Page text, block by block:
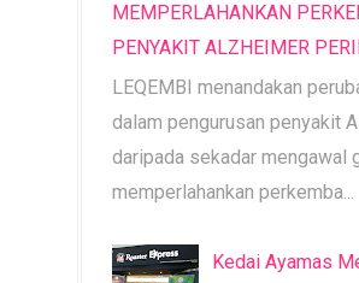
MEMPERLAHANKAN
PENYAKIT ALZHEIMER
LEQEMBI menandakan
dalam pengurusan penyakit
daripada sekadar mengawal
memperlahankan perkemba...
Kedai Ayamas